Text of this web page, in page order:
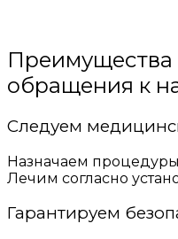
Преимущества
обращения к
Следуем
Назначаем
Лечим согласно
Гарантируем